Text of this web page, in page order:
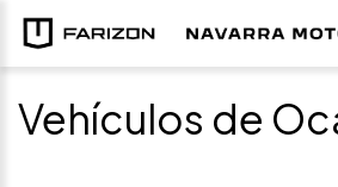
Vehículos de